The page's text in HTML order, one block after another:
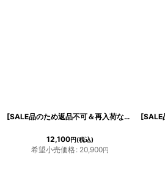
[SALE品のため返品不可＆再入荷なしの現品限り][韓国製][rinfarre]シンプル・ドレープ・マットサテン生地・ノースリーブ・タック・ミディアムドレス・ワンピース[MIRIN着用]
12,100円(税込)
希望小売価格: 20,900円